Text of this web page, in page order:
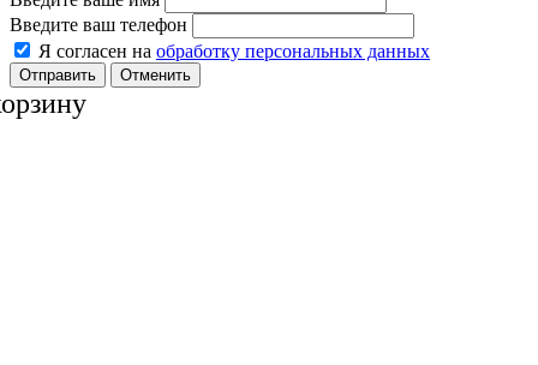
Введите ваш телефон
Я согласен на обработку персональных данных
Отменить